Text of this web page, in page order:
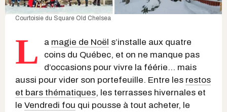
Courtoisie du Square Old Chelsea
L a magie de Noël s’installe aux quatre
coins du Québec, et on ne manque pas
d’occasions pour vivre la féérie... mais
aussi pour vider son portefeuille. Entre les restos
et bars thématiques, les terrasses hivernales et
le Vendredi fou qui pousse à tout acheter, le